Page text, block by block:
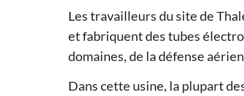
Les travailleurs du site de
et fabriquent des tubes
domaines, de la défense
Dans cette usine, la plupart